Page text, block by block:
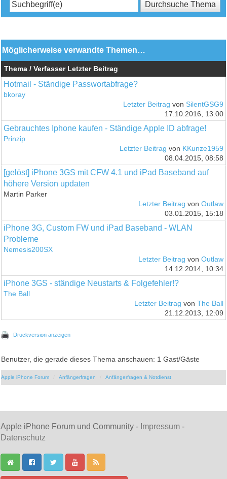
Möglicherweise verwandte Themen…
Thema / Verfasser Letzter Beitrag
Hotmail - Ständige Passwortabfrage?
bkoray
Letzter Beitrag von SilentGSG9
17.10.2016, 13:00
Gebrauchtes Iphone kaufen - Ständige Apple ID abfrage!
Prinzip
Letzter Beitrag von KKunze1959
08.04.2015, 08:58
[gelöst] iPhone 3GS mit CFW 4.1 und iPad Baseband auf
höhere Version updaten
Martin Parker
Letzter Beitrag von Outlaw
03.01.2015, 15:18
iPhone 3G, Custom FW und iPad Baseband - WLAN
Probleme
Nemesis200SX
Letzter Beitrag von Outlaw
14.12.2014, 10:34
iPhone 3GS - ständige Neustarts & Folgefehler!?
The Ball
Letzter Beitrag von The Ball
21.12.2013, 12:09
Druckversion anzeigen
Benutzer, die gerade dieses Thema anschauen: 1 Gast/Gäste
Apple iPhone Forum Anfängerfragen Anfängerfragen & Notdienst
Apple iPhone Forum und Community - Impressum -
Datenschutz